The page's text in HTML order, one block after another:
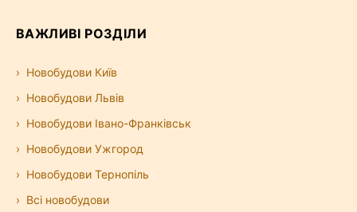
ВАЖЛИВІ РОЗДІЛИ
Новобудови Київ
Новобудови Львів
Новобудови Івано-Франківськ
Новобудови Ужгород
Новобудови Тернопіль
Всі новобудови